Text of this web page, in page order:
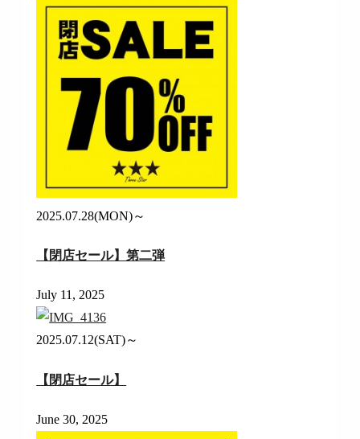
2025.07.28(MON)～
【閉店セール】第二弾
July 11, 2025
2025.07.12(SAT)～
【閉店セール】
June 30, 2025